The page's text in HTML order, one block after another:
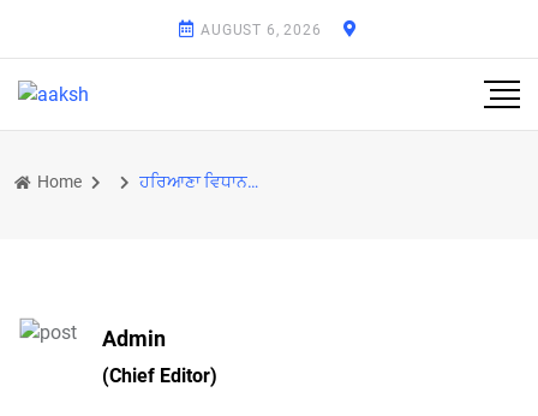
AUGUST 6, 2026
Home ਹਰਿਆਣਾ ਵਿਧਾਨ ਸਭਾ ਵਿੱਚ ਚੰਡੀਗੜ੍ਹ 'ਤੇ ਕੰਟਰੋਲ ਦਾ ਮਾਮਲਾ ਗਰਮਾਇਆ.....
Admin
(Chief Editor)